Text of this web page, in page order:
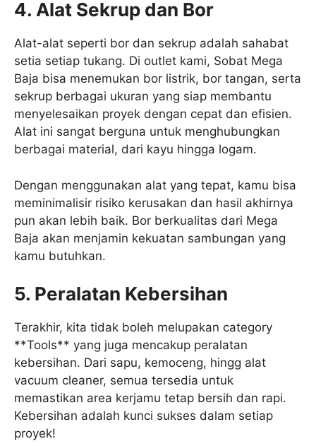
4. Alat Sekrup dan Bor
Alat-alat seperti bor dan sekrup adalah sahabat
setia setiap tukang. Di outlet kami, Sobat Mega
Baja bisa menemukan bor listrik, bor tangan, serta
sekrup berbagai ukuran yang siap membantu
menyelesaikan proyek dengan cepat dan efisien.
Alat ini sangat berguna untuk menghubungkan
berbagai material, dari kayu hingga logam.
Dengan menggunakan alat yang tepat, kamu bisa
meminimalisir risiko kerusakan dan hasil akhirnya
pun akan lebih baik. Bor berkualitas dari Mega
Baja akan menjamin kekuatan sambungan yang
kamu butuhkan.
5. Peralatan Kebersihan
Terakhir, kita tidak boleh melupakan category
**Tools** yang juga mencakup peralatan
kebersihan. Dari sapu, kemoceng, hingg alat
vacuum cleaner, semua tersedia untuk
memastikan area kerjamu tetap bersih dan rapi.
Kebersihan adalah kunci sukses dalam setiap
proyek!